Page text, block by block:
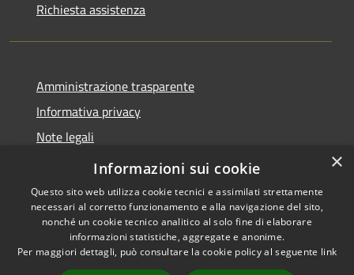
Richiesta assistenza
Amministrazione trasparente
Informativa privacy
Note legali
Dichiarazione di accessibilità
Accessibilità
Copyright © 2026 • Comune di
Torrita Tiberina • Powered by
×
Informazioni sui cookie
Questo sito web utilizza cookie tecnici e assimilati strettamente
necessari al corretto funzionamento e alla navigazione del sito,
nonché un cookie tecnico analitico al solo fine di elaborare
informazioni statistiche, aggregate e anonime.
Per maggiori dettagli, può consultare la cookie policy al seguente link